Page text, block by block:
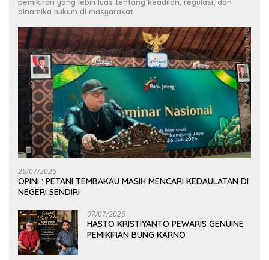
dinamika hukum di masyarakat.
25/07/2026
OPINI : PETANI TEMBAKAU MASIH MENCARI KEDAULATAN DI
NEGERI SENDIRI
07/07/2026
HASTO KRISTIYANTO PEWARIS GENUINE
PEMIKIRAN BUNG KARNO